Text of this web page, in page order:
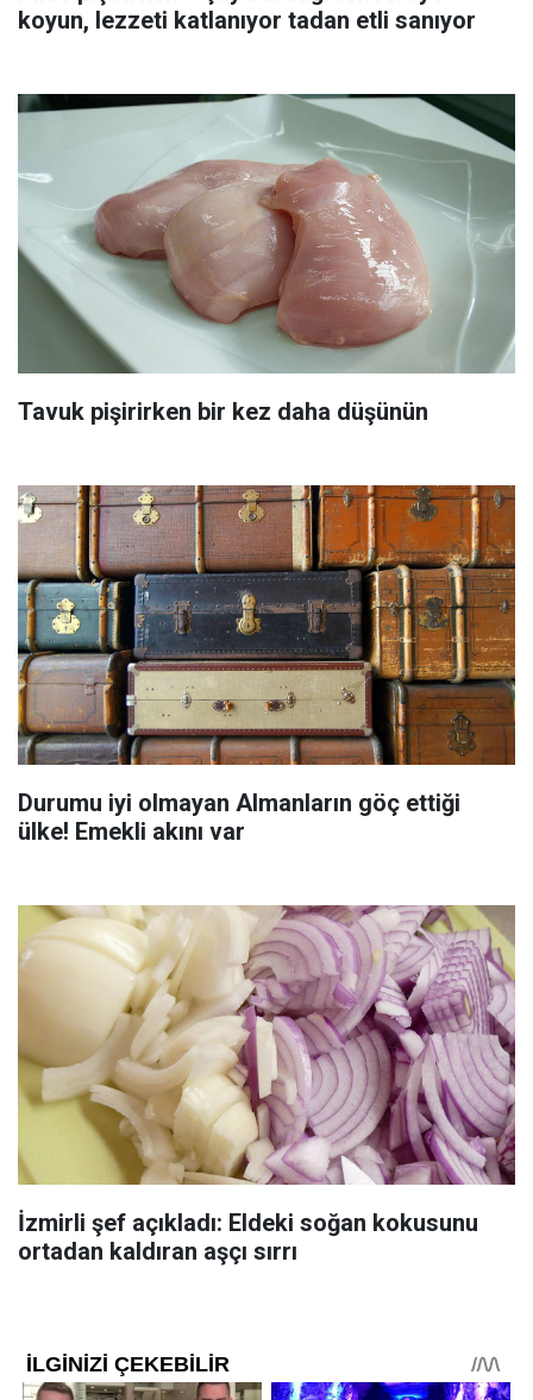
koyun, lezzeti katlanıyor tadan etli sanıyor
Tavuk pişirirken bir kez daha düşünün
Durumu iyi olmayan Almanların göç ettiği
ülke! Emekli akını var
İzmirli şef açıkladı: Eldeki soğan kokusunu
ortadan kaldıran aşçı sırrı